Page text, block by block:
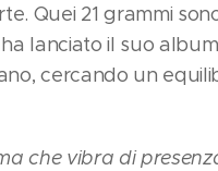
Quei 21 grammi
lanciato il suo
cercando un
che vibra di